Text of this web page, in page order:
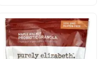
original
era:
R$123,95.
atual
é:
R$101,59.